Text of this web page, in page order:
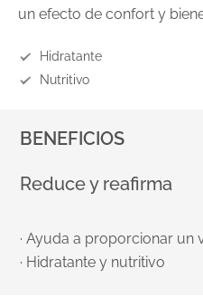
un efecto de confort y
Hidratante
Nutritivo
BENEFICIOS
Reduce y reafirma
· Ayuda a proporcionar un
· Hidratante y nutritivo